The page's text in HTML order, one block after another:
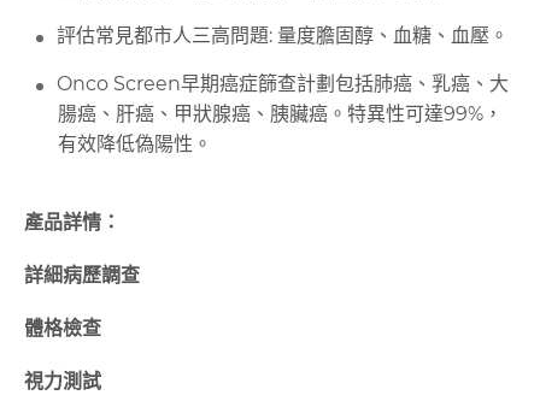
評估常見都市人三高問題: 量度膽固醇、血糖、血壓。
Onco Screen早期癌症篩查計劃包括肺癌、乳癌、大
腸癌、肝癌、甲狀腺癌、胰臟癌。特異性可達99%，
有效降低偽陽性。
產品詳情：
詳細病歷調查
體格檢查
視力測試